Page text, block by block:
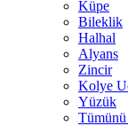
Küpe
Bileklik
Halhal
Alyans
Zincir
Kolye
Yüzük